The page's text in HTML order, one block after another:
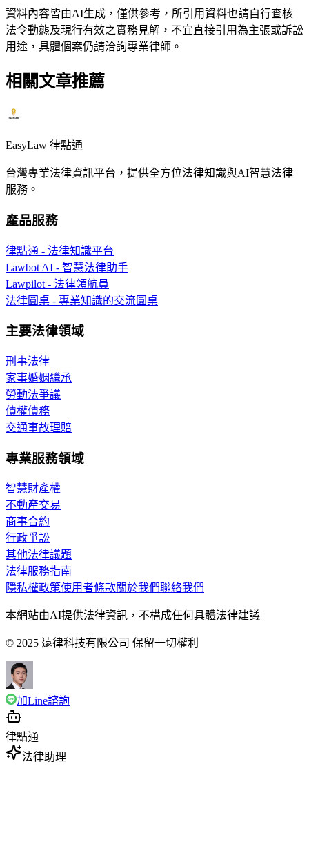
資料內容皆由AI生成，僅供參考，所引用資料也請自行查核
法令動態及現行有效之實務見解，不宜直接引用為主張或訴訟
用途，具體個案仍請洽詢專業律師。
相關文章推薦
EasyLaw 律點通
台灣專業法律資訊平台，提供全方位法律知識與AI智慧法律
服務。
產品服務
律點通 - 法律知識平台
Lawbot AI - 智慧法律助手
Lawpilot - 法律領航員
法律圓桌 - 專業知識的交流圓桌
主要法律領域
刑事法律
家事婚姻繼承
勞動法爭議
債權債務
交通事故理賠
專業服務領域
智慧財產權
不動產交易
商事合約
行政爭訟
其他法律議題
法律服務指南
隱私權政策使用者條款關於我們聯絡我們
本網站由AI提供法律資訊，不構成任何具體法律建議
© 2025 遠律科技有限公司 保留一切權利
加Line諮詢
律點通
法律助理